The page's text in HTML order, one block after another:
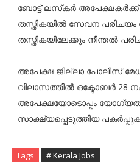
ബോട്ട് ലസ്‌കർ
തസ്തികയിൽ സേവന
തസ്തികയിലേക്കും നീന്തൽ
അപേക്ഷ ജില്ലാ പോലീസ്
വിലാസത്തിൽ ഒക്ടോബർ 28
അപേക്ഷയോടൊപ്പം യോഗ്യത
സാക്ഷ്യപ്പെടുത്തിയ
Tags # Kerala Jobs